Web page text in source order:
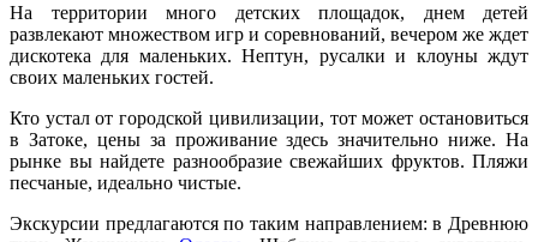
На территории много детских площадок, днем детей
развлекают множеством игр и соревнований, вечером же ждет
дискотека для маленьких. Нептун, русалки и клоуны ждут
своих маленьких гостей.
Кто устал от городской цивилизации, тот может остановиться
в Затоке, цены за проживание здесь значительно ниже. На
рынке вы найдете разнообразие свежайших фруктов. Пляжи
песчаные, идеально чистые.
Экскурсии предлагаются по таким направлением: в Древнюю